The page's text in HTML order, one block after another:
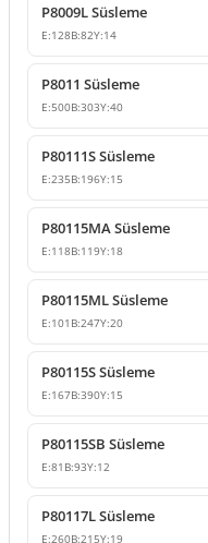
P8009L Süsleme
E:128B:82Y:14
P8011 Süsleme
E:500B:303Y:40
P80111S Süsleme
E:235B:196Y:15
P80115MA Süsleme
E:118B:119Y:18
P80115ML Süsleme
E:101 B:247Y:20
P80115S Süsleme
E:167B:390Y:15
P80115SB Süsleme
E:81 B:93Y:12
P80117L Süsleme
E:260B:215Y:19